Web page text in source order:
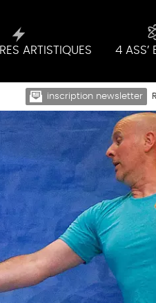
ARTISTIQUES 4 ASS’
inscription newsletter